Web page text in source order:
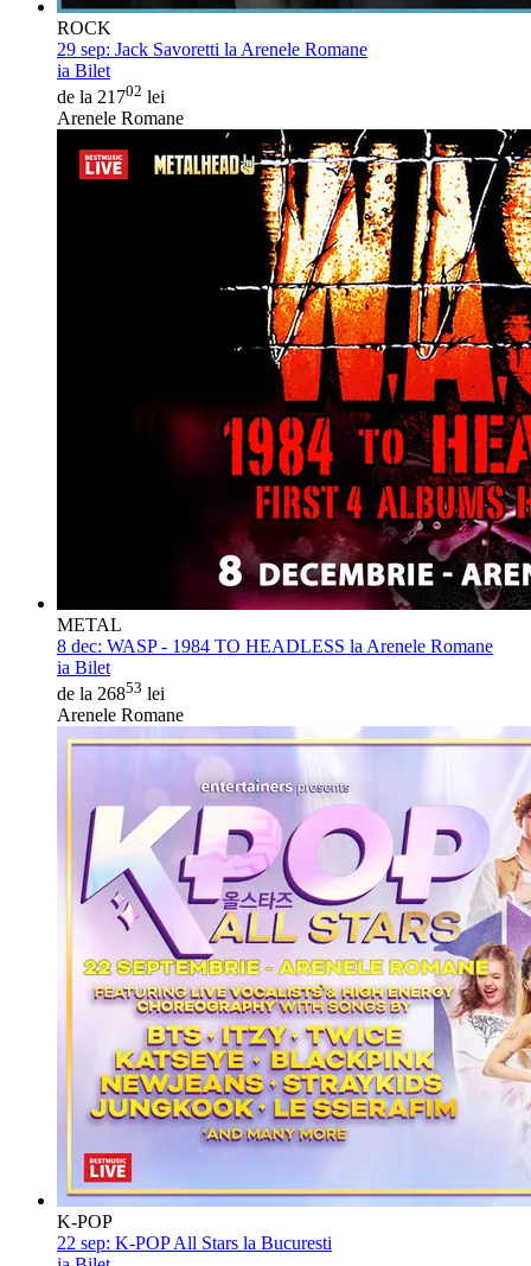
ROCK
29 sep: Jack Savoretti la Arenele Romane
ia Bilet
de la 21702 lei
Arenele Romane
METAL
8 dec: WASP - 1984 TO HEADLESS la Arenele Romane
ia Bilet
de la 26853 lei
Arenele Romane
K-POP
22 sep: K-POP All Stars la Bucuresti